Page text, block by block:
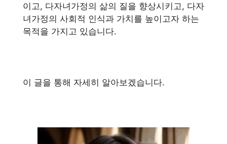
이고, 다자녀가정의 삶의 질을 향상시키고, 다자
녀가정의 사회적 인식과 가치를 높이고자 하는
목적을 가지고 있습니다.
이 글을 통해 자세히 알아보겠습니다.